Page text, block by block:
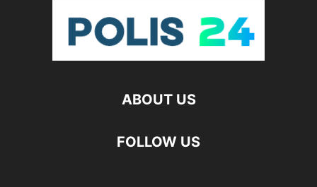
ABOUT US
FOLLOW US